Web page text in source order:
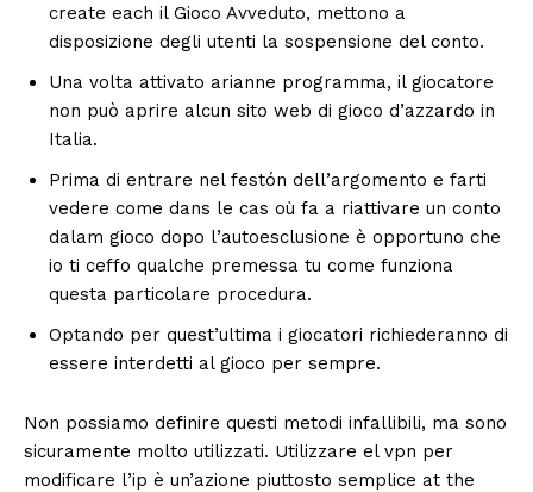
create each il Gioco Avveduto, mettono a
disposizione degli utenti la sospensione del conto.
Una volta attivato arianne programma, il giocatore
non può aprire alcun sito web di gioco d’azzardo in
Italia.
Prima di entrare nel festón dell’argomento e farti
vedere come dans le cas où fa a riattivare un conto
dalam gioco dopo l’autoesclusione è opportuno che
io ti ceffo qualche premessa tu come funziona
questa particolare procedura.
Optando per quest’ultima i giocatori richiederanno di
essere interdetti al gioco per sempre.
Non possiamo definire questi metodi infallibili, ma sono
sicuramente molto utilizzati. Utilizzare el vpn per
modificare l’ip è un’azione piuttosto semplice at the